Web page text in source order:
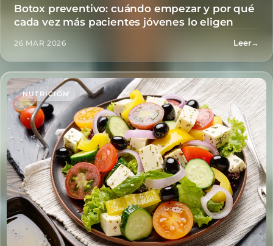
Botox preventivo: cuándo empezar y por qué
cada vez más pacientes jóvenes lo eligen
26 MAR 2026 Leer→
NUTRICIÓN